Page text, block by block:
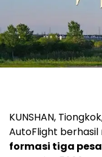
KUNSHAN,
AutoFlight
formasi tiga